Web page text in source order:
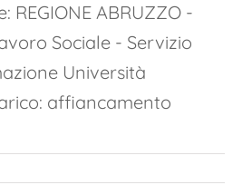
REGIONE ABRUZZO -
Sociale - Servizio
Università
affiancamento